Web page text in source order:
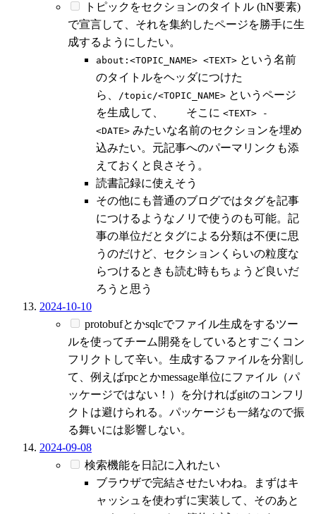
トピックをセクションのタイトル (hN要素)
で宣言して、それを集約したページを勝手に生
成するようにしたい。
about:<TOPIC_NAME> <TEXT> という名前
のタイトルをヘッダにつけた
ら、
/topic/<TOPIC_NAME> というページ
を生成して、 そこに <TEXT> -
<DATE> みたいな名前のセクションを埋め
込みたい。元記事へのパーマリンクも添
えておくと良さそう。
読書記録に使えそう
その他にも普通のブログではタグを記事
につけるようなノリで使うのも可能。記
事の単位だとタグによる分類は不便に思
うのだけど、セクションくらいの粒度な
らつけるときも読む時もちょうど良いだ
ろうと思う
2024-10-10
protobufとかsqlcでファイル生成をするツー
ルを使ってチーム開発をしているとすごくコン
フリクトして辛い。生成するファイルを分割し
て、例えばrpcとかmessage単位にファイル（パ
ッケージではない！）を分ければgitのコンフリ
クトは避けられる。パッケージも一緒なので振
る舞いには影響しない。
2024-09-08
検索機能を日記に入れたい
ブラウザで完結させたいわね。まずはキ
ャッシュを使わずに実装して、そのあと